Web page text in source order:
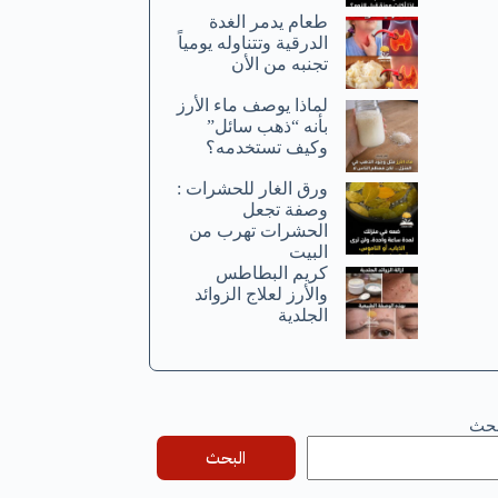
طعام يدمر الغدة
الدرقية وتتناوله يومياً
تجنبه من الأن
لماذا يوصف ماء الأرز
بأنه “ذهب سائل”
وكيف تستخدمه؟
ورق الغار للحشرات :
وصفة تجعل
الحشرات تهرب من
البيت
كريم البطاطس
والأرز لعلاج الزوائد
الجلدية
البحث